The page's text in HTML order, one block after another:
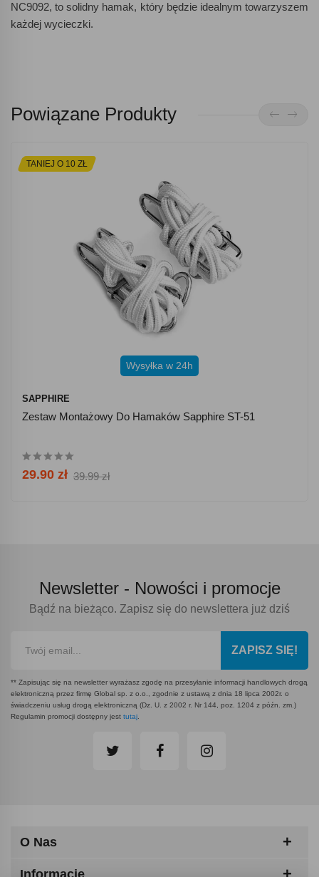
NC9092, to solidny hamak, który będzie idealnym towarzyszem
każdej wycieczki.
Powiązane Produkty
TANIEJ O 10 ZŁ
Wysyłka w 24h
SAPPHIRE
Zestaw Montażowy Do Hamaków Sapphire ST-51
29.90 zł 39.99 zł
Newsletter - Nowości i promocje
Bądź na bieżąco. Zapisz się do newslettera już dziś
ZAPISZ SIĘ!
** Zapisując się na newsletter wyrażasz zgodę na przesyłanie informacji handlowych drogą
elektroniczną przez firmę Global sp. z o.o., zgodnie z ustawą z dnia 18 lipca 2002r. o
świadczeniu usług drogą elektroniczną (Dz. U. z 2002 r. Nr 144, poz. 1204 z późn. zm.)
Regulamin promocji dostępny jest tutaj.
O Nas